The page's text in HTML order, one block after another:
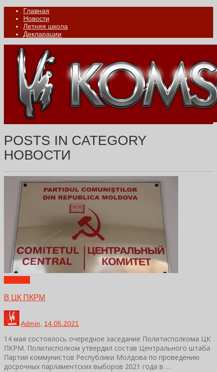
Главная
Новости
Летняя школа
Декларации
POSTS IN CATEGORY
НОВОСТИ
В ЦК ПКРМ
Admin, 14.05.2021
14 мая состоялось очередное заседание Политисполкома ЦК
ПКРМ. Политисполком утвердил состав Центрального штаба
Партии коммунистов Республики Молдова по проведению
досрочных парламентских выборов 2021 года в …